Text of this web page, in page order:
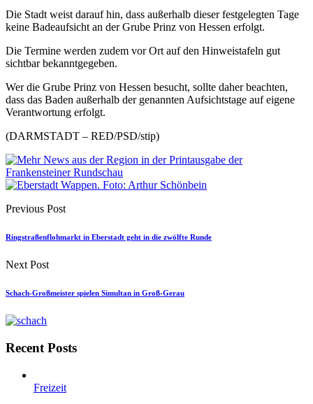
Die Stadt weist darauf hin, dass außerhalb dieser festgelegten Tage
keine Badeaufsicht an der Grube Prinz von Hessen erfolgt.
Die Termine werden zudem vor Ort auf den Hinweistafeln gut
sichtbar bekanntgegeben.
Wer die Grube Prinz von Hessen besucht, sollte daher beachten,
dass das Baden außerhalb der genannten Aufsichtstage auf eigene
Verantwortung erfolgt.
(DARMSTADT – RED/PSD/stip)
Previous Post
Ringstraßenflohmarkt in Eberstadt geht in die zwölfte Runde
Next Post
Schach-Großmeister spielen Simultan in Groß-Gerau
Recent Posts
Freizeit